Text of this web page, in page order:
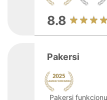
8.8
Pakersi
Pakersi